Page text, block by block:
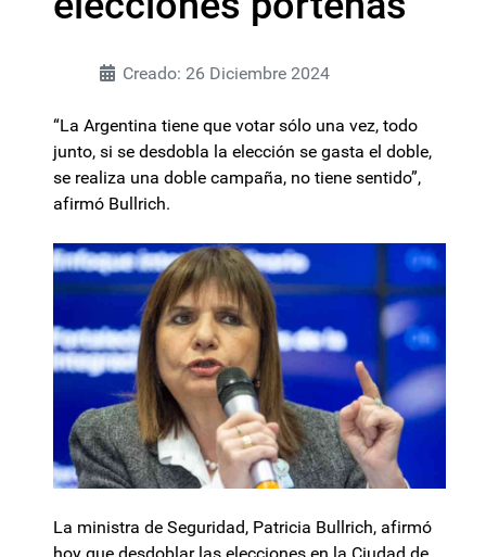
Creado: 26 Diciembre 2024
“La Argentina tiene que votar sólo una vez, todo
junto, si se desdobla la elección se gasta el doble,
se realiza una doble campaña, no tiene sentido”,
afirmó Bullrich.
La ministra de Seguridad, Patricia Bullrich, afirmó